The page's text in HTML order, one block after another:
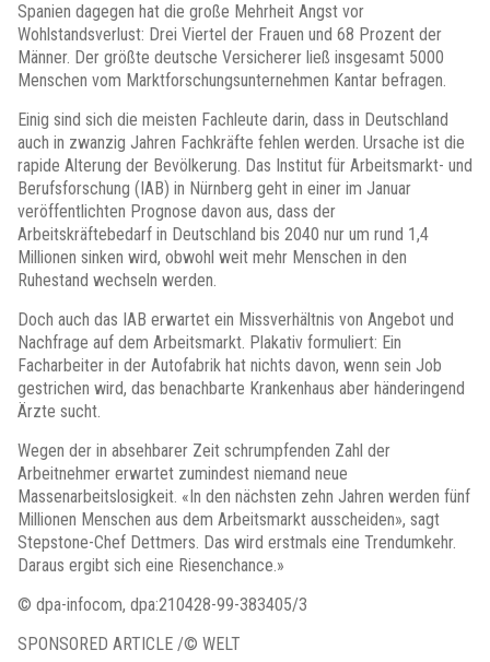
Spanien dagegen hat die große Mehrheit Angst vor
Wohlstandsverlust: Drei Viertel der Frauen und 68 Prozent der
Männer. Der größte deutsche Versicherer ließ insgesamt 5000
Menschen vom Marktforschungsunternehmen Kantar befragen.
Einig sind sich die meisten Fachleute darin, dass in Deutschland
auch in zwanzig Jahren Fachkräfte fehlen werden. Ursache ist die
rapide Alterung der Bevölkerung. Das Institut für Arbeitsmarkt- und
Berufsforschung (IAB) in Nürnberg geht in einer im Januar
veröffentlichten Prognose davon aus, dass der
Arbeitskräftebedarf in Deutschland bis 2040 nur um rund 1,4
Millionen sinken wird, obwohl weit mehr Menschen in den
Ruhestand wechseln werden.
Doch auch das IAB erwartet ein Missverhältnis von Angebot und
Nachfrage auf dem Arbeitsmarkt. Plakativ formuliert: Ein
Facharbeiter in der Autofabrik hat nichts davon, wenn sein Job
gestrichen wird, das benachbarte Krankenhaus aber händeringend
Ärzte sucht.
Wegen der in absehbarer Zeit schrumpfenden Zahl der
Arbeitnehmer erwartet zumindest niemand neue
Massenarbeitslosigkeit. «In den nächsten zehn Jahren werden fünf
Millionen Menschen aus dem Arbeitsmarkt ausscheiden», sagt
Stepstone-Chef Dettmers. Das wird erstmals eine Trendumkehr.
Daraus ergibt sich eine Riesenchance.»
© dpa-infocom, dpa:210428-99-383405/3
SPONSORED ARTICLE /© WELT